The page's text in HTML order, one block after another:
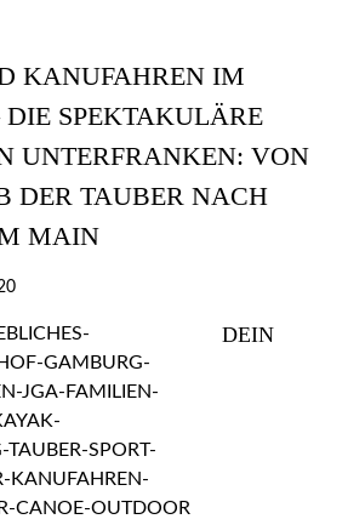
KANUFAHREN IM
SPEKTAKULÄRE
UNTERFRANKEN: VON
DER TAUBER NACH
MAIN
DEIN